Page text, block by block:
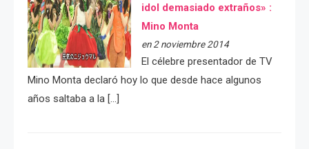
idol demasiado extraños» :
Mino Monta
en 2 noviembre 2014
El célebre presentador de TV
Mino Monta declaró hoy lo que desde hace algunos
años saltaba a la […]